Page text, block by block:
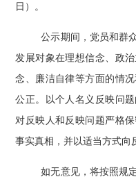
日）。
公示期间，党员和群
发展对象在理想信念、政
念、廉洁自律等方面的情
公正。以个人名义反映问
对反映人和反映问题严格
事实真相，并以适当方式向
如无意见，将按照规